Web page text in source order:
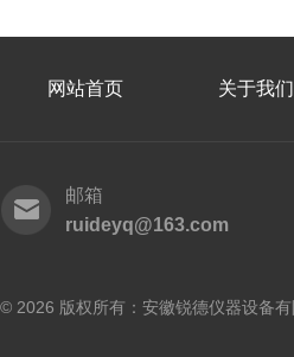
网站首页 关于我们
邮箱
ruideyq@163.com
© 2026 版权所有：安徽锐德仪器设备